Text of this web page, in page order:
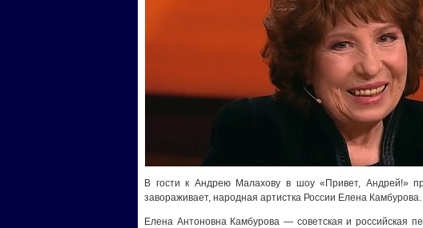
В гости к Андрею Малахову в шоу «Привет, Андрей!»
завораживает, народная артистка России Елена Камбурова.
Елена Антоновна Камбурова — советская и российская